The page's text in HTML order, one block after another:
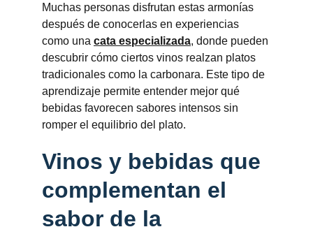
Muchas personas disfrutan estas armonías
después de conocerlas en experiencias
como una cata especializada, donde pueden
descubrir cómo ciertos vinos realzan platos
tradicionales como la carbonara. Este tipo de
aprendizaje permite entender mejor qué
bebidas favorecen sabores intensos sin
romper el equilibrio del plato.
Vinos y bebidas que
complementan el
sabor de la